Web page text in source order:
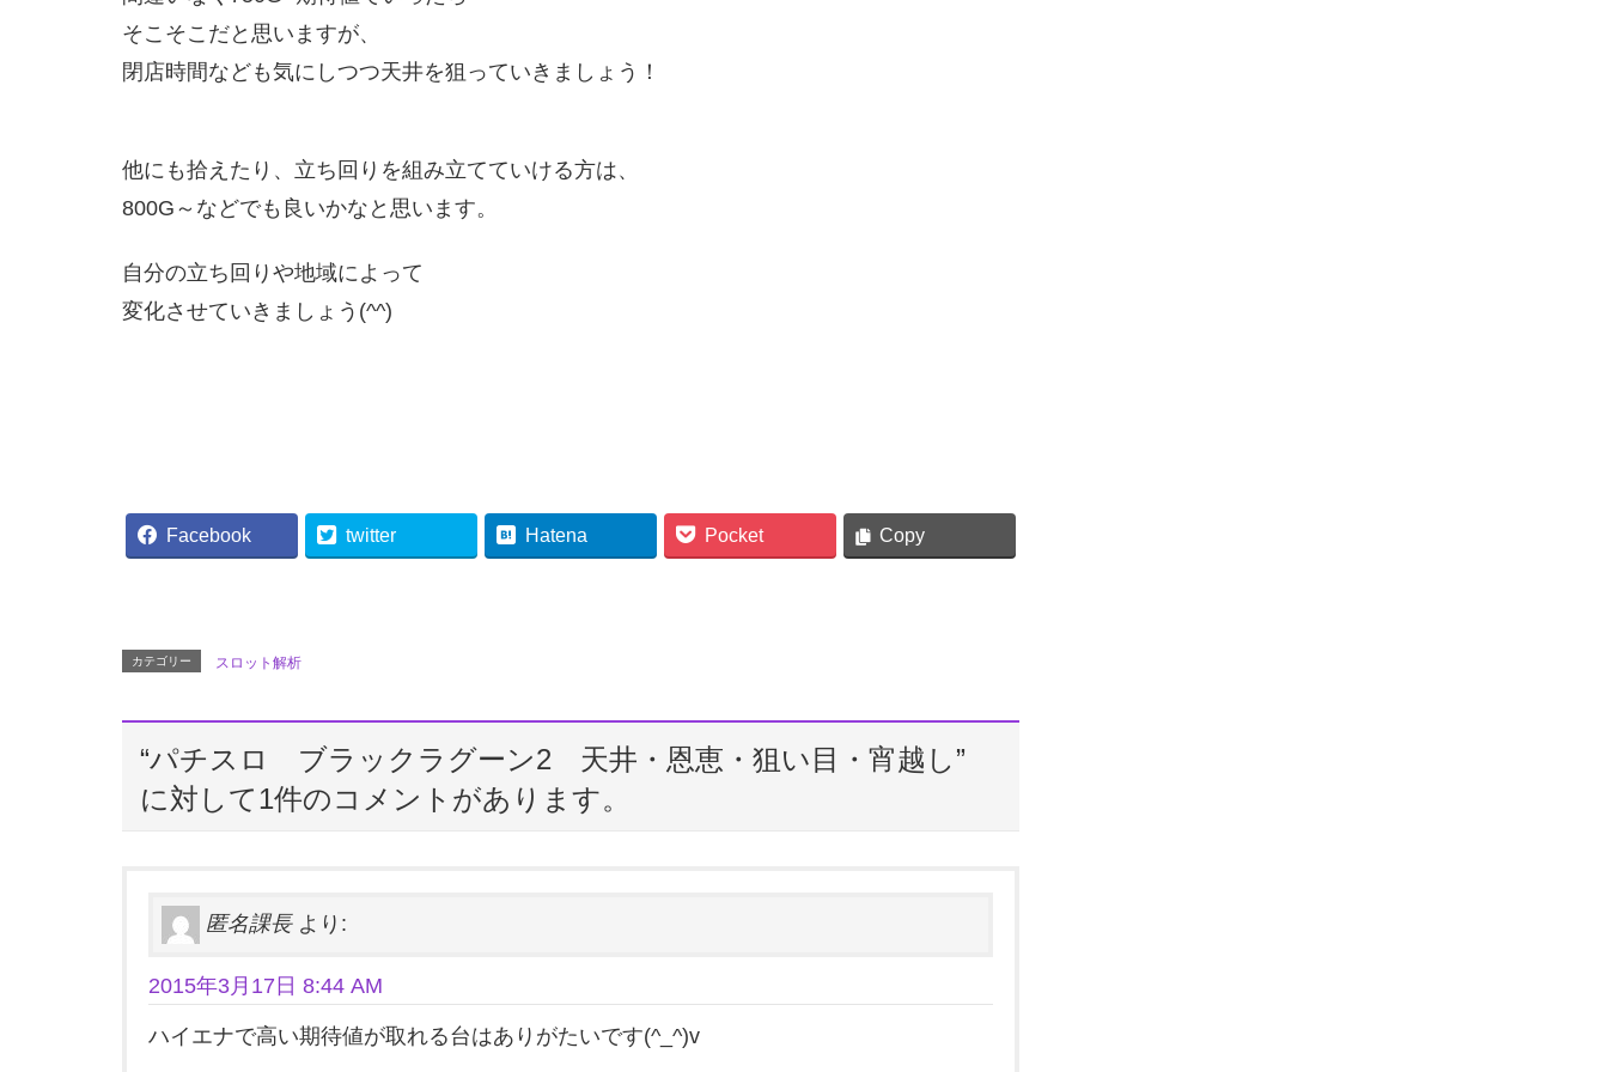
そこそこだと思いますが、
閉店時間なども気にしつつ天井を狙っていきましょう！
他にも拾えたり、立ち回りを組み立てていける方は、
800G～などでも良いかなと思います。
自分の立ち回りや地域によって
変化させていきましょう(^^)
Facebook twitter Hatena Pocket Copy
カテゴリー スロット解析
“パチスロ ブラックラグーン2 天井・恩恵・狙い目・宵越し ”
に対して1件のコメントがあります。
匿名課長 より:
2015年3月17日 8:44 AM
ハイエナで高い期待値が取れる台はありがたいです(^_^)v